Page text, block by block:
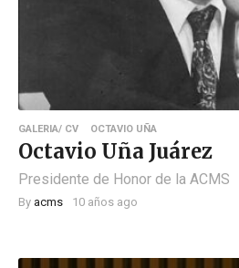
GALERIA/ CV OCTAVIO UÑA
Octavio Uña Juárez
Presidente de Honor de la ACMS
By acms 10 años ago